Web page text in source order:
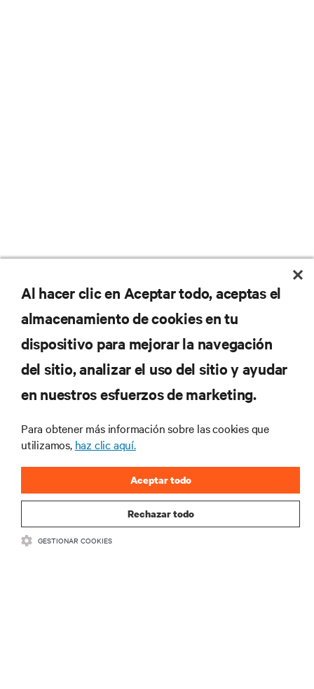
No se pierda nunca una
oferta
Regístrese en nuestra lista de correos
para recibir las últimas novedades de
industria de Vertiv.
REGISTRARSE
Al hacer clic en Aceptar todo, aceptas el
almacenamiento de cookies en tu
dispositivo para mejorar la navegación
del sitio, analizar el uso del sitio y ayudar
en nuestros esfuerzos de marketing.
Para obtener más información sobre las cookies que
utilizamos, haz clic aquí.
Rechazar todo
Aceptar todo
GESTIONAR COOKIES